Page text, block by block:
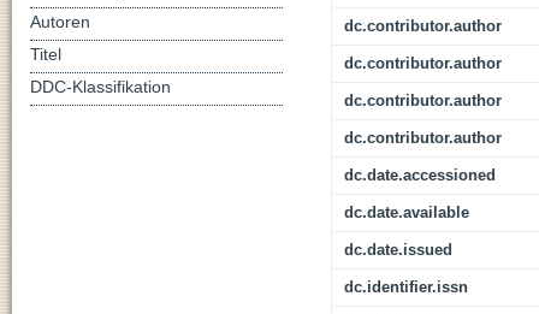
dc.contributor.author
dc.contributor.author
dc.contributor.author
dc.contributor.author
dc.date.accessioned
dc.date.available
dc.date.issued
dc.identifier.issn
Autoren
Titel
DDC-Klassifikation